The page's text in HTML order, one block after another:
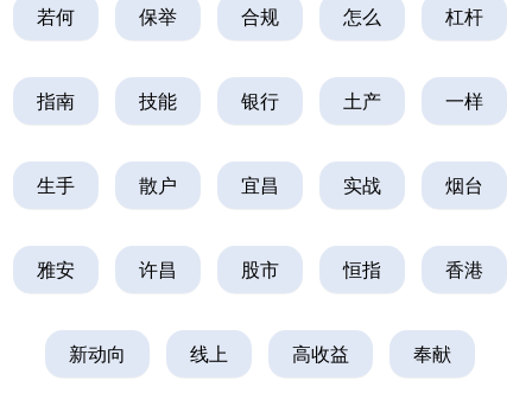
若何 保举 合规 怎么 杠杆
指南 技能 银行 土产 一样
生手 散户 宜昌 实战 烟台
雅安 许昌 股市 恒指 香港
新动向 线上 高收益 奉献